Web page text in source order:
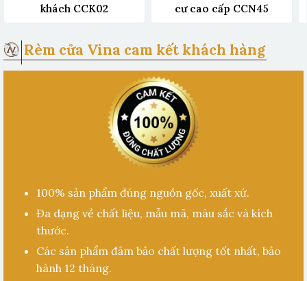
khách CCK02
cư cao cấp CCN45
Rèm cửa Vina cam kết khách hàng
100% sản phẩm đúng nguồn gốc, xuất xứ.
Đa dạng về chất liệu, mẫu mã, màu sắc và kích
thước.
Các sản phẩm đảm bảo chất lượng tốt nhất, bảo
hành 12 tháng.